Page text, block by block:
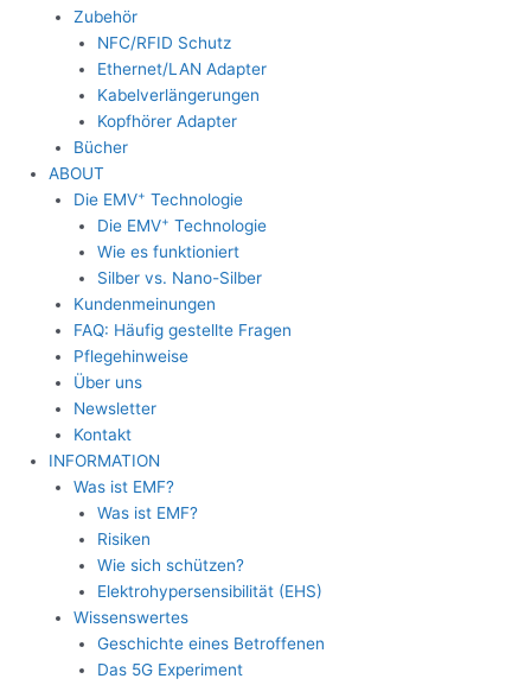
Zubehör
NFC/RFID Schutz
Ethernet/LAN Adapter
Kabelverlängerungen
Kopfhörer Adapter
Bücher
ABOUT
Die EMV+ Technologie
Die EMV+ Technologie
Wie es funktioniert
Silber vs. Nano-Silber
Kundenmeinungen
FAQ: Häufig gestellte Fragen
Pflegehinweise
Über uns
Newsletter
Kontakt
INFORMATION
Was ist EMF?
Was ist EMF?
Risiken
Wie sich schützen?
Elektrohypersensibilität (EHS)
Wissenswertes
Geschichte eines Betroffenen
Das 5G Experiment